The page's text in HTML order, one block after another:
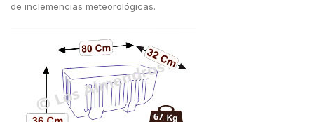
de inclemencias meteorológicas.